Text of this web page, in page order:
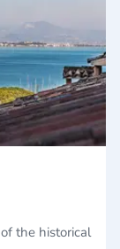
the historical